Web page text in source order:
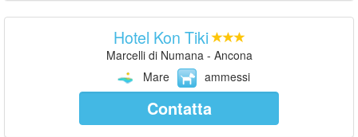
Hotel Kon Tiki
Marcelli di Numana - Ancona
Mare
ammessi
Contatta